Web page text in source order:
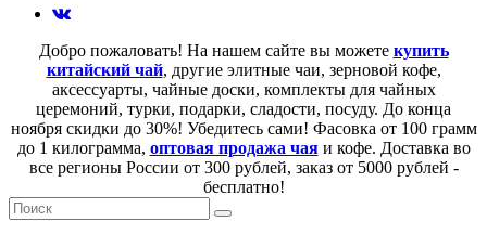
Добро пожаловать! На нашем сайте вы можете купить
китайский чай, другие элитные чаи, зерновой кофе,
аксессуарты, чайные доски, комплекты для чайных
церемоний, турки, подарки, сладости, посуду. До конца
ноября скидки до 30%! Убедитесь сами! Фасовка от 100 грамм
до 1 килограмма, оптовая продажа чаяи кофе. Доставка во
все регионы России от 300 рублей, заказ от 5000 рублей -
бесплатно!